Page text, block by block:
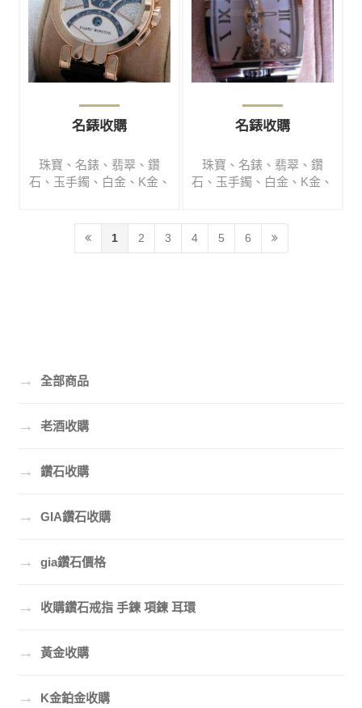
名錶收購
珠寶、名錶、翡翠、鑽
石、玉手鐲、白金、K金、
鐲、代尋、買賣、寄賣
名錶收購
珠寶、名錶、翡翠、鑽
石、玉手鐲、白金、K金、
鐲、代尋、買賣、寄賣
1 2 3 4 5 6
→ 全部商品
→ 老酒收購
→ 鑽石收購
→ GIA鑽石收購
→ gia鑽石價格
→ 收購鑽石戒指 手鍊 項鍊 耳環
→ 黃金收購
→ K金鉑金收購